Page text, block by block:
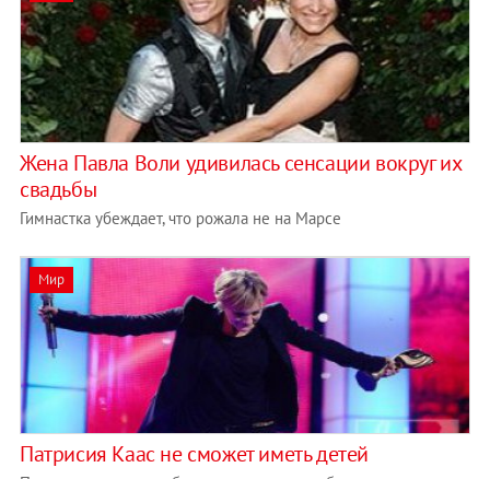
Жена Павла Воли удивилась сенсации вокруг их
свадьбы
Гимнастка убеждает, что рожала не на Марсе
Мир
Патрисия Каас не сможет иметь детей